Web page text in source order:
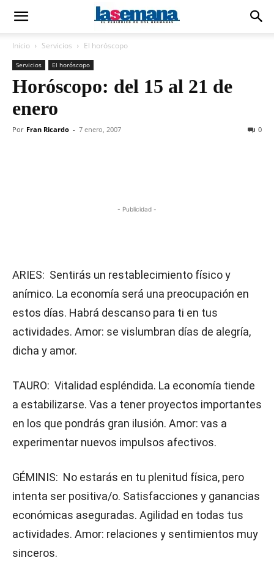
Inicio Servicios El horóscopo
Servicios El horóscopo
Horóscopo: del 15 al 21 de
enero
Por Fran Ricardo - 7 enero, 2007 0
- Publicidad -
ARIES: Sentirás un restablecimiento físico y
anímico. La economía será una preocupación en
estos días. Habrá descanso para ti en tus
actividades. Amor: se vislumbran días de alegría,
dicha y amor.
TAURO: Vitalidad espléndida. La economía tiende
a estabilizarse. Vas a tener proyectos importantes
en los que pondrás gran ilusión. Amor: vas a
experimentar nuevos impulsos afectivos.
GÉMINIS: No estarás en tu plenitud física, pero
intenta ser positiva/o. Satisfacciones y ganancias
económicas aseguradas. Agilidad en todas tus
actividades. Amor: relaciones y sentimientos muy
sinceros.